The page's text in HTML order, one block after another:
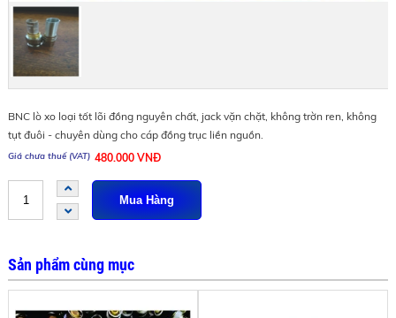
BNC lò xo loại tốt lõi đồng nguyên chất, jack vặn chặt, không trờn ren, không
tụt đuôi - chuyên dùng cho cáp đồng trục liền nguồn.
480.000 VNĐ
Sản phẩm cùng mục